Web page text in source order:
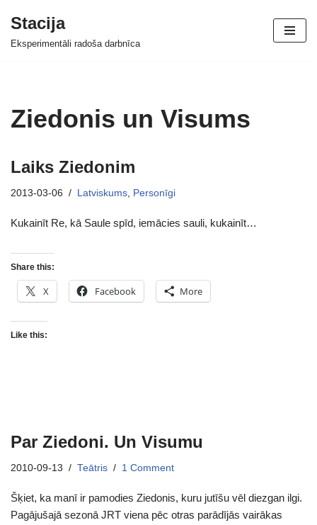
Skip
Stacija
Eksperimentāli radoša darbnīca
Ziedonis un Visums
Laiks Ziedonim
2013-03-06 Latviskums, Personīgi
Kukainīt Re, kā Saule spīd, iemācies sauli, kukainīt…
Share this:
X Facebook More
Like this:
Par Ziedoni. Un Visumu
2010-09-13 Teātris 1 Comment
Šķiet, ka manī ir pamodies Ziedonis, kuru jutīšu vēl diezgan ilgi.
Pagājušajā sezonā JRT viena pēc otras parādījās vairākas